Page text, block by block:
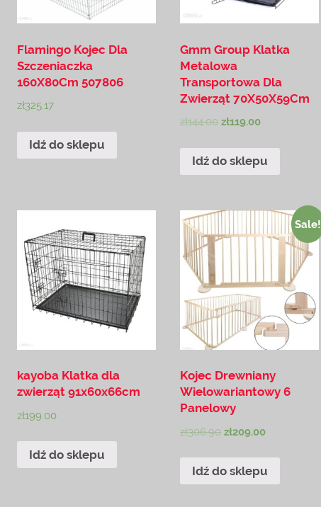
Flamingo Kojec Dla
Szczeniaczka
160X80Cm 507806
zł325.17
Idź do sklepu
Gmm Group Klatka
Metalowa
Transportowa Dla
Zwierząt 70X50X59Cm
zł144.00 zł119.00
Idź do sklepu
kayoba Klatka dla
zwierząt 91x60x66cm
zł199.00
Idź do sklepu
Sale!
Kojec Drewniany
Wielowariantowy 6
Panelowy
zł306.90 zł209.00
Idź do sklepu